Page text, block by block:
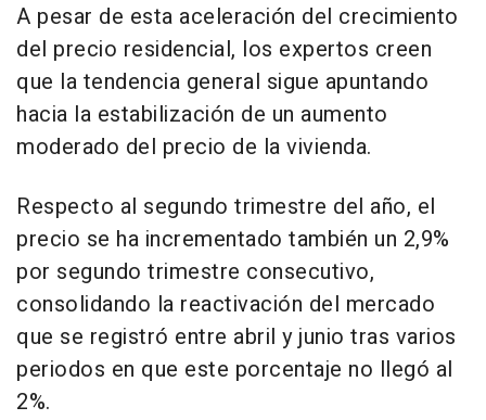
A pesar de esta aceleración del crecimiento
del precio residencial, los expertos creen
que la tendencia general sigue apuntando
hacia la estabilización de un aumento
moderado del precio de la vivienda.
Respecto al segundo trimestre del año, el
precio se ha incrementado también un 2,9%
por segundo trimestre consecutivo,
consolidando la reactivación del mercado
que se registró entre abril y junio tras varios
periodos en que este porcentaje no llegó al
2%.